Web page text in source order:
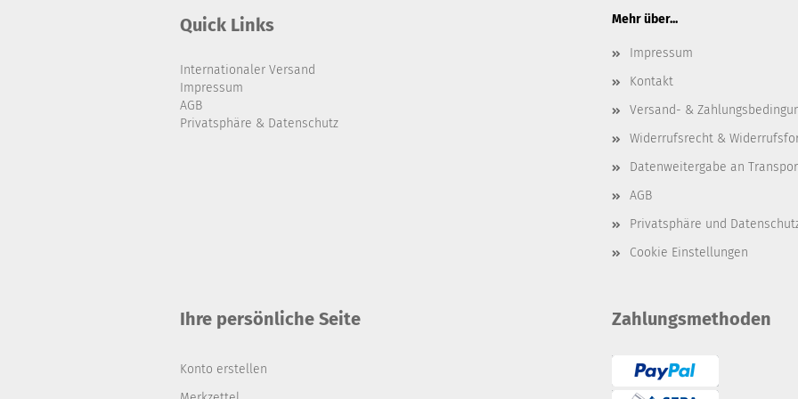
Quick Links
Internationaler Versand
Impressum
AGB
Privatsphäre & Datenschutz
Mehr über...
Impressum
Kontakt
Versand- &
Widerrufsrecht &
Datenweitergabe an
AGB
Privatsphäre und
Cookie Einstellungen
Ihre persönliche Seite
Konto erstellen
Zahlungsmethoden